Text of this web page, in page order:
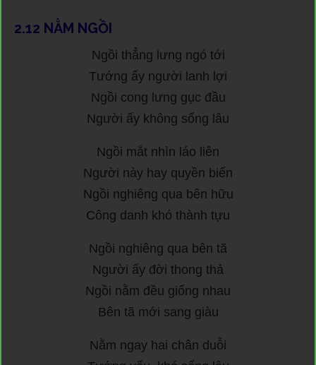
2.12 NẰM NGỒI
Ngồi thẳng lưng ngó tới
Tướng ấy người lanh lợi
Ngồi cong lưng gục đầu
Người ấy không sống lâu
Ngồi mắt nhìn láo liên
Người này hay quyền biến
Ngồi nghiêng qua bên hữu
Công danh khó thành tựu
Ngồi nghiêng qua bên tã
Người ấy đời thong thả
Ngồi nằm đều giống nhau
Bên tã mới sang giàu
Nằm ngay hai chân duỗi